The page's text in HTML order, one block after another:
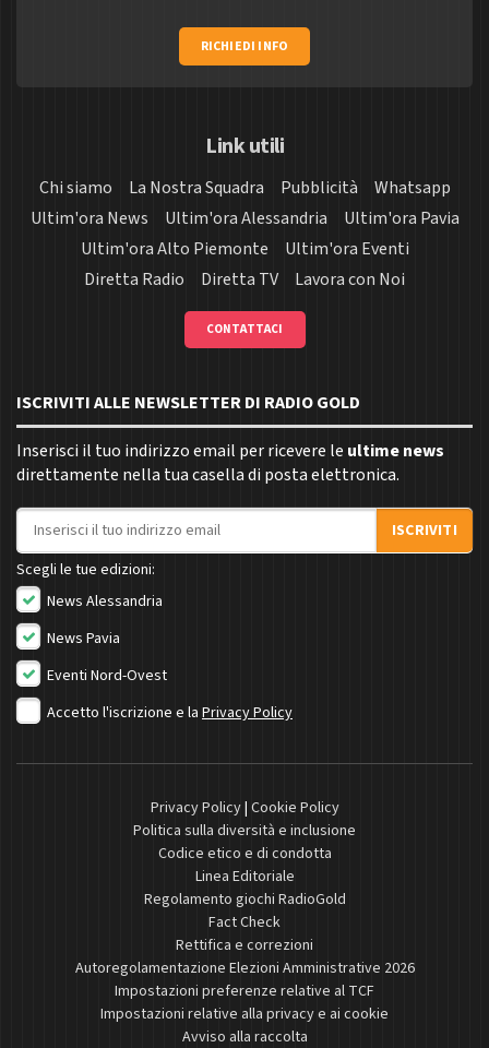
RICHIEDI INFO
Link utili
Chi siamo La Nostra Squadra Pubblicità
Whatsapp
Ultim'ora News
Ultim'ora Alessandria
Ultim'ora Pavia
Ultim'ora Alto Piemonte
Ultim'ora Eventi
Diretta Radio
Diretta TV Lavora con Noi
CONTATTACI
ISCRIVITI ALLE NEWSLETTER DI RADIO GOLD
Inserisci il tuo indirizzo email per ricevere le ultime news
direttamente nella tua casella di posta elettronica.
Indirizzo email
ISCRIVITI
Scegli le tue edizioni:
News Alessandria
News Pavia
Eventi Nord-Ovest
Accetto l'iscrizione e la Privacy Policy
Privacy Policy| Cookie Policy
Politica sulla diversità e inclusione
Codice etico e di condotta
Linea Editoriale
Regolamento giochi RadioGold
Fact Check
Rettifica e correzioni
Autoregolamentazione Elezioni Amministrative 2026
Impostazioni preferenze relative al TCF
Impostazioni relative alla privacy e ai cookie
Avviso alla raccolta